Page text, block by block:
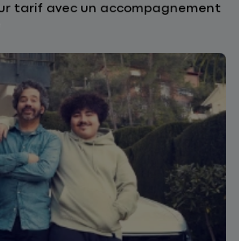
tarif avec un accompagnement